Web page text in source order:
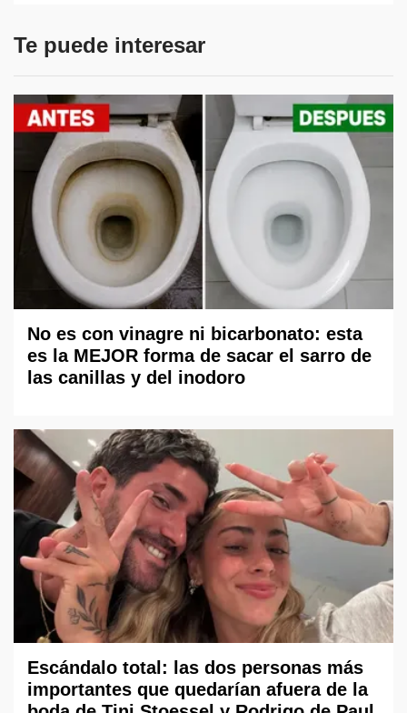
Te puede interesar
No es con vinagre ni bicarbonato: esta
es la MEJOR forma de sacar el sarro de
las canillas y del inodoro
Escándalo total: las dos personas más
importantes que quedarían afuera de la